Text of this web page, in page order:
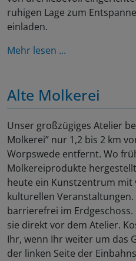
ruhigen Lage zum
einladen.
Mehr lesen ...
Alte Molkerei
Unser großzügiges Atelier
Molkerei” nur 1,2 bis 2 km
Worpswede entfernt. Wo
Molkereiprodukte
heute ein Kunstzentrum mit
kulturellen
barrierefrei im
sie direkt vor dem Atelier.
Ihr, wenn Ihr weiter um das
der linken Seite der